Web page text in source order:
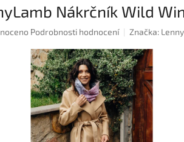
Nákrčník Wild
Podrobnosti hodnocení Značka: